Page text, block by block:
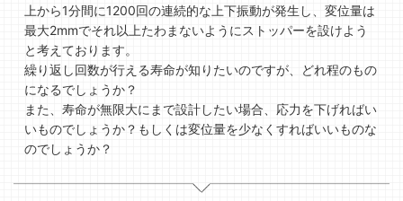
上から1分間に1200回の連続的な上下振動が発生し、変位量は
最大2mmでそれ以上たわまないようにストッパーを設けよう
と考えております。
繰り返し回数が行える寿命が知りたいのですが、どれ程のもの
になるでしょうか？
また、寿命が無限大にまで設計したい場合、応力を下げればい
いものでしょうか？もしくは変位量を少なくすればいいものな
のでしょうか？